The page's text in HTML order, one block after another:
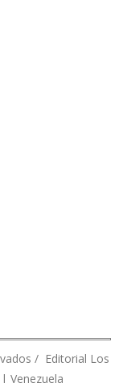
/ Editorial Los
Venezuela